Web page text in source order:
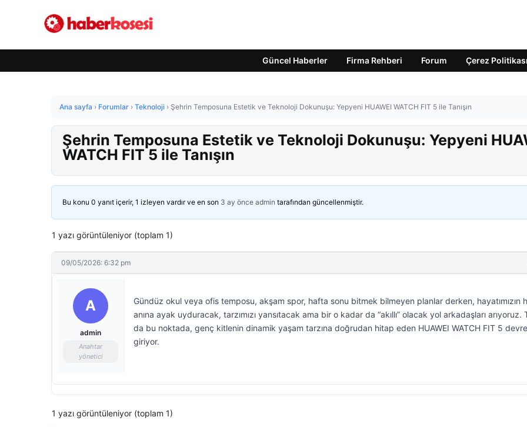
Güncel Haberler Firma Rehberi Forum Çerez Politikası
Ana sayfa › Forumlar › Teknoloji › Şehrin Temposuna Estetik ve Teknoloji Dokunuşu: Yepyeni HUAWEI WATCH FIT 5 ile Tanışın
Şehrin Temposuna Estetik ve Teknoloji Dokunuşu: Yepyeni
WATCH FIT 5 ile Tanışın
Bu konu 0 yanıt içerir, 1 izleyen vardır ve en son 3 ay önce admin tarafından güncellenmiştir.
1 yazı görüntüleniyor (toplam 1)
09/05/2026: 6:32 pm
A
admin
Anahtar
yönetici
Gündüz okul veya ofis temposu, akşam spor, hafta sonu bitmek bilmeyen planlar derken, hayatımızın
anına ayak uyduracak, tarzımızı yansıtacak ama bir o kadar da “akıllı” olacak yol arkadaşları arıyoruz.
da bu noktada, genç kitlenin dinamik yaşam tarzına doğrudan hitap eden HUAWEI WATCH FIT 5
giriyor.
1 yazı görüntüleniyor (toplam 1)